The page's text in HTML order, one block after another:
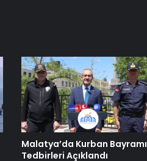
Malatya’da Kurban Bayramı
Tedbirleri Açıklandı